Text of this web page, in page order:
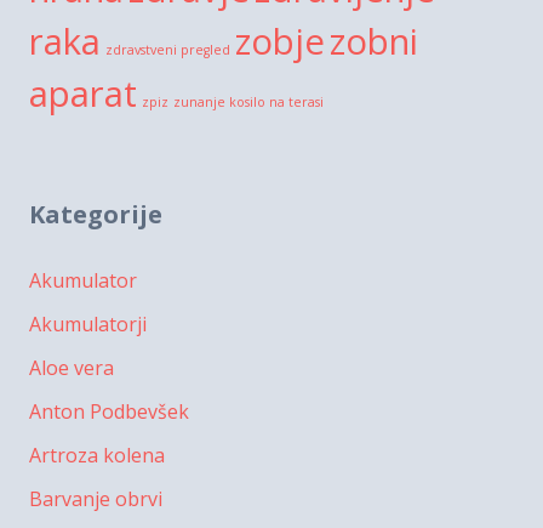
raka zdravstveni pregled zobjezobni
aparat zpiz zunanje kosilo na terasi
Kategorije
Akumulator
Akumulatorji
Aloe vera
Anton Podbevšek
Artroza kolena
Barvanje obrvi